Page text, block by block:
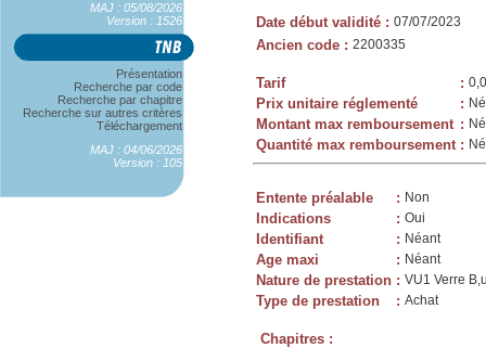
MAJ : 05/08/2026
Version : 1526
Présentation
Recherche par code
Recherche par chapitre
Recherche sur autres critères
Téléchargement
MAJ : 04/06/2026
Version : 105
Date début validité : 07/07/2023
Ancien code : 2200335
Tarif :
Prix unitaire réglementé :
Montant max remboursement :
Quantité max remboursement :
Entente préalable : Non
Indications : Oui
Identifiant : Néant
Age maxi : Néant
Nature de prestation : VU1 Verre
Type de prestation : Achat
Chapitres :